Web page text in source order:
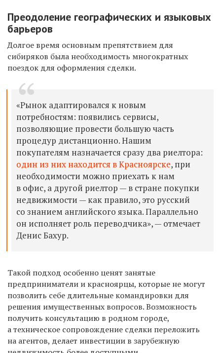
Преодоление географических и языковых
барьеров
Долгое время основным препятствием для
сибиряков была необходимость многократных
поездок для оформления сделки.
«Рынок адаптировался к новым
потребностям: появились сервисы,
позволяющие провести большую часть
процедур дистанционно. Нашим
покупателям назначается сразу два риелтора:
один из них находится в Красноярске, при
необходимости можно приехать к нам
в офис, а другой риелтор — в стране покупки
недвижимости — как правило, это русский
со знанием английского языка. Параллельно
он исполняет роль переводчика», — отмечает
Денис Бахур.
Такой подход особенно ценят занятые
предприниматели и красноярцы, которые не могут
позволить себе длительные командировки для
решения имущественных вопросов. Возможность
получить консультацию в родном городе,
а техническое сопровождение сделки переложить
на агентов, делает инвестиции в зарубежную